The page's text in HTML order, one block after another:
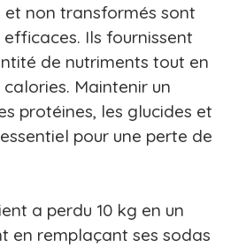
et non transformés sont
Ils fournissent
de nutriments tout en
Maintenir un
protéines, les glucides et
pour une perte de
a perdu 10 kg en un
en remplaçant ses sodas